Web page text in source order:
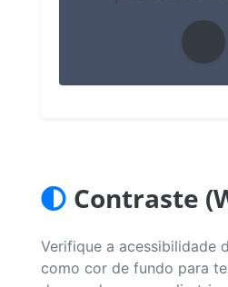
Contraste
Verifique a acessibilidade
como cor de fundo para